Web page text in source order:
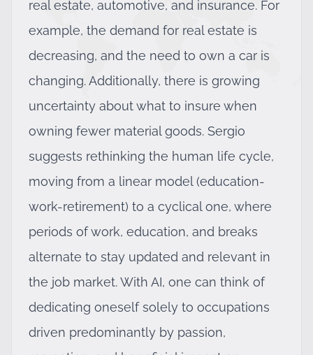
real estate, automotive, and insurance. For
example, the demand for real estate is
decreasing, and the need to own a car is
changing. Additionally, there is growing
uncertainty about what to insure when
owning fewer material goods. Sergio
suggests rethinking the human life cycle,
moving from a linear model (education-
work-retirement) to a cyclical one, where
periods of work, education, and breaks
alternate to stay updated and relevant in
the job market. With AI, one can think of
dedicating oneself solely to occupations
driven predominantly by passion,